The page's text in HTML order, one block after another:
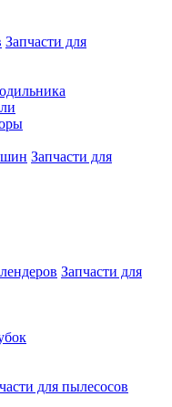
Запчасти для
Запчасти для
Запчасти для
для пылесосов